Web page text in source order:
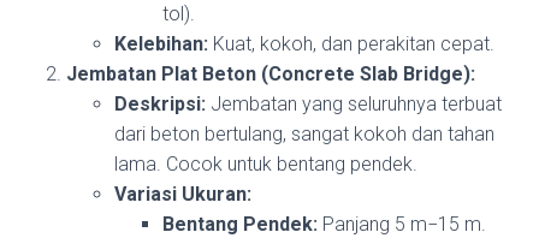
tol).
Kelebihan: Kuat, kokoh, dan perakitan cepat.
Jembatan Plat Beton (Concrete Slab Bridge):
Deskripsi: Jembatan yang seluruhnya terbuat
dari beton bertulang, sangat kokoh dan tahan
lama. Cocok untuk bentang pendek.
Variasi Ukuran:
Bentang Pendek: Panjang 5 m−15 m.